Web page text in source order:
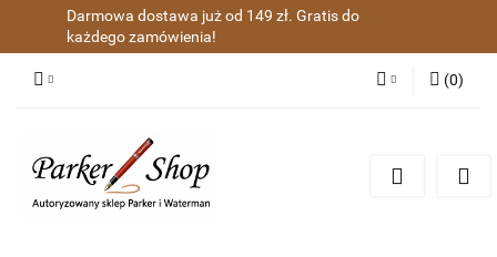
Darmowa dostawa już od 149 zł. Gratis do
każdego zamówienia!
Zarejestruj się
(0)